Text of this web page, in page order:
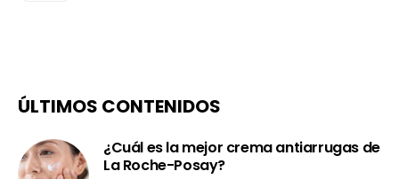
ÚLTIMOS CONTENIDOS
¿Cuál es la mejor crema antiarrugas de
La Roche-Posay?